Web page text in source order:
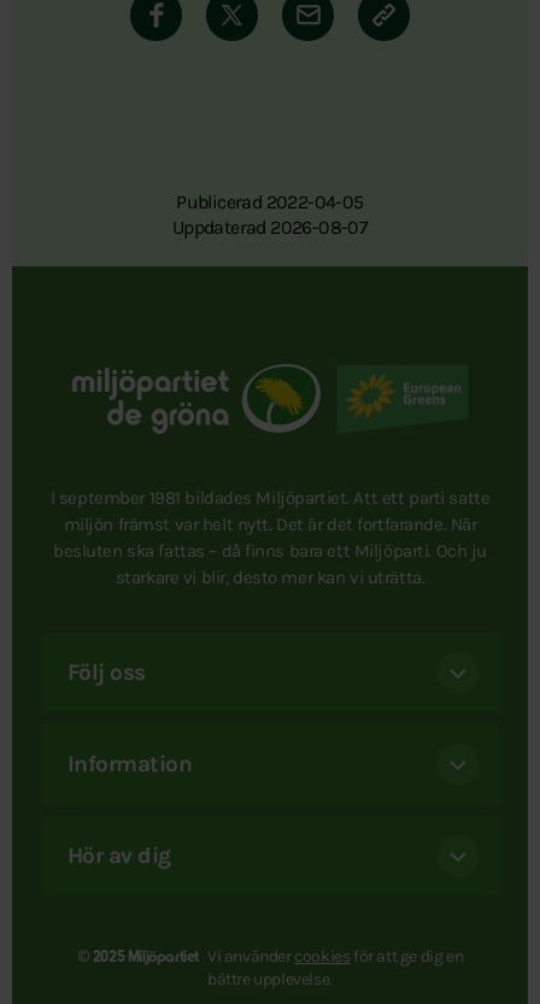
Publicerad 2022-04-05
Uppdaterad 2026-08-07
I september 1981 bildades Miljöpartiet. Att ett parti satte
miljön främst var helt nytt. Det är det fortfarande. När
besluten ska fattas – då finns bara ett Miljöparti. Och ju
starkare vi blir, desto mer kan vi uträtta.
Följ oss
Information
Hör av dig
© 2025 Miljöpartiet Vi användercookies för att ge dig en
bättre upplevelse.